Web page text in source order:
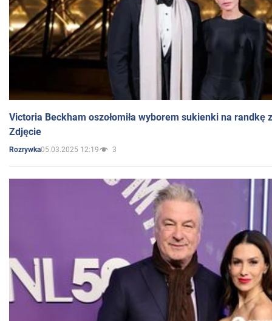
Victoria Beckham oszołomiła wyborem sukienki na randkę
Zdjęcie
Rozrywka05.03.2025 12:19 3